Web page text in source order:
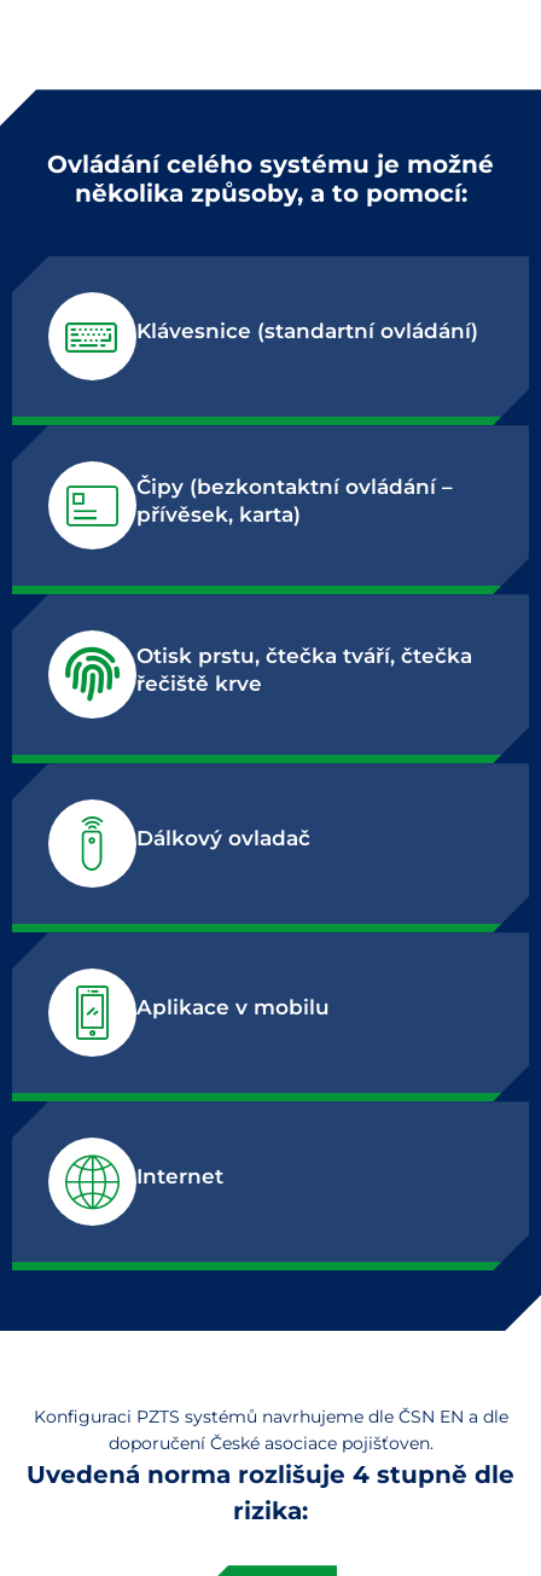
Ovládání celého systému je možné
několika způsoby, a to pomocí:
Klávesnice (standartní ovládání)
Čipy (bezkontaktní ovládání –
přívěsek, karta)
Otisk prstu, čtečka tváří, čtečka
řečiště krve
Dálkový ovladač
Aplikace v mobilu
Internet
Konfiguraci PZTS systémů navrhujeme dle ČSN EN a dle
doporučení České asociace pojišťoven.
Uvedená norma rozlišuje 4 stupně dle
rizika: